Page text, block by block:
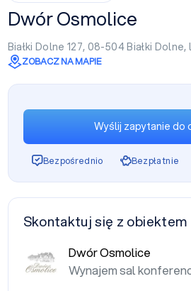
Dwór Osmolice
Białki Dolne 127, 08-504Białki Dolne,
ZOBACZ NA MAPIE
Wyślij zapytanie do
Bezpośrednio Bezpłatnie
Skontaktuj się z obiektem
Dwór Osmolice
Wynajem sal